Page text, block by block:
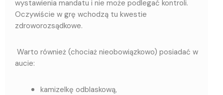
wystawienia mandatu i nie może podlegać kontroli.
Oczywiście w grę wchodzą tu kwestie
zdroworozsądkowe.
Warto również (chociaż nieobowiązkowo) posiadać w
aucie:
kamizelkę odblaskową,